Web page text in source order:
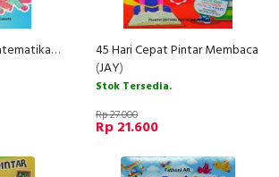
4 Langkah Mahir Matematika PAUD
45 Hari Cepat Pintar Membaca
(JAY)
Stok Tersedia.
Rp 27.000
Rp 21.600